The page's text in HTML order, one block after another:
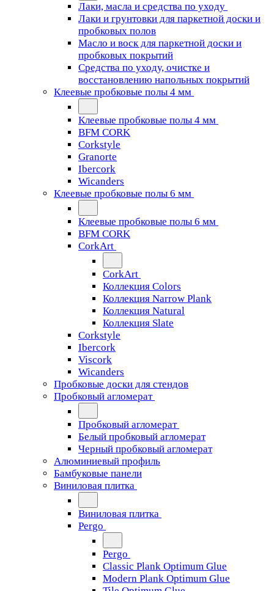
Лаки, масла и средства по уходу
Лаки и грунтовки для паркетной доски и
пробковых полов
Масло и воск для паркетной доски и
пробковых покрытий
Средства по уходу, очистке и
восстановлению напольных покрытий
Клеевые пробковые полы 4 мм
Клеевые пробковые полы 4 мм
BFM CORK
Corkstyle
Granorte
Ibercork
Wicanders
Клеевые пробковые полы 6 мм
Клеевые пробковые полы 6 мм
BFM CORK
CorkArt
CorkArt
Коллекция Colors
Коллекция Narrow Plank
Коллекция Natural
Коллекция Slate
Corkstyle
Ibercork
Viscork
Wicanders
Пробковые доски для стендов
Пробковый агломерат
Пробковый агломерат
Белый пробковый агломерат
Черный пробковый агломерат
Алюминиевый профиль
Бамбуковые панели
Виниловая плитка
Виниловая плитка
Pergo
Pergo
Classic Plank Optimum Glue
Modern Plank Optimum Glue